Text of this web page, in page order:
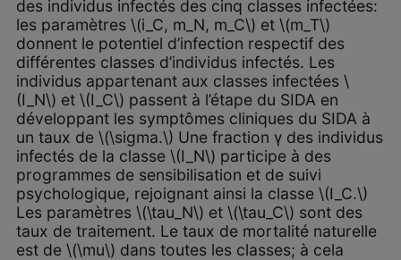
des individus infectés des cinq classes infectées:
les paramètres \(i_C, m_N, m_C\) et \(m_T\)
donnent le potentiel d’infection respectif des
différentes classes d’individus infectés. Les
individus appartenant aux classes infectées \
(I_N\) et \(I_C\) passent à l’étape du SIDA en
développant les symptômes cliniques du SIDA à
un taux de \(\sigma.\) Une fraction γ des individus
infectés de la classe \(I_N\) participe à des
programmes de sensibilisation et de suivi
psychologique, rejoignant ainsi la classe \(I_C.\)
Les paramètres \(\tau_N\) et \(\tau_C\) sont des
taux de traitement. Le taux de mortalité naturelle
est de \(\mu\) dans toutes les classes; à cela